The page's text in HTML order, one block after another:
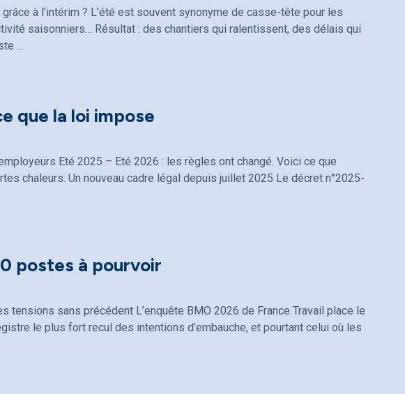
à l’intérim ? L’été est souvent synonyme de casse-tête pour les
saisonniers… Résultat : des chantiers qui ralentissent, des délais qui
que la loi impose
Eté 2025 – Eté 2026 : les règles ont changé. Voici ce que
chaleurs. Un nouveau cadre légal depuis juillet 2025 Le décret n°2025-
postes à pourvoir
tensions sans précédent L’enquête BMO 2026 de France Travail place le
le plus fort recul des intentions d’embauche, et pourtant celui où les